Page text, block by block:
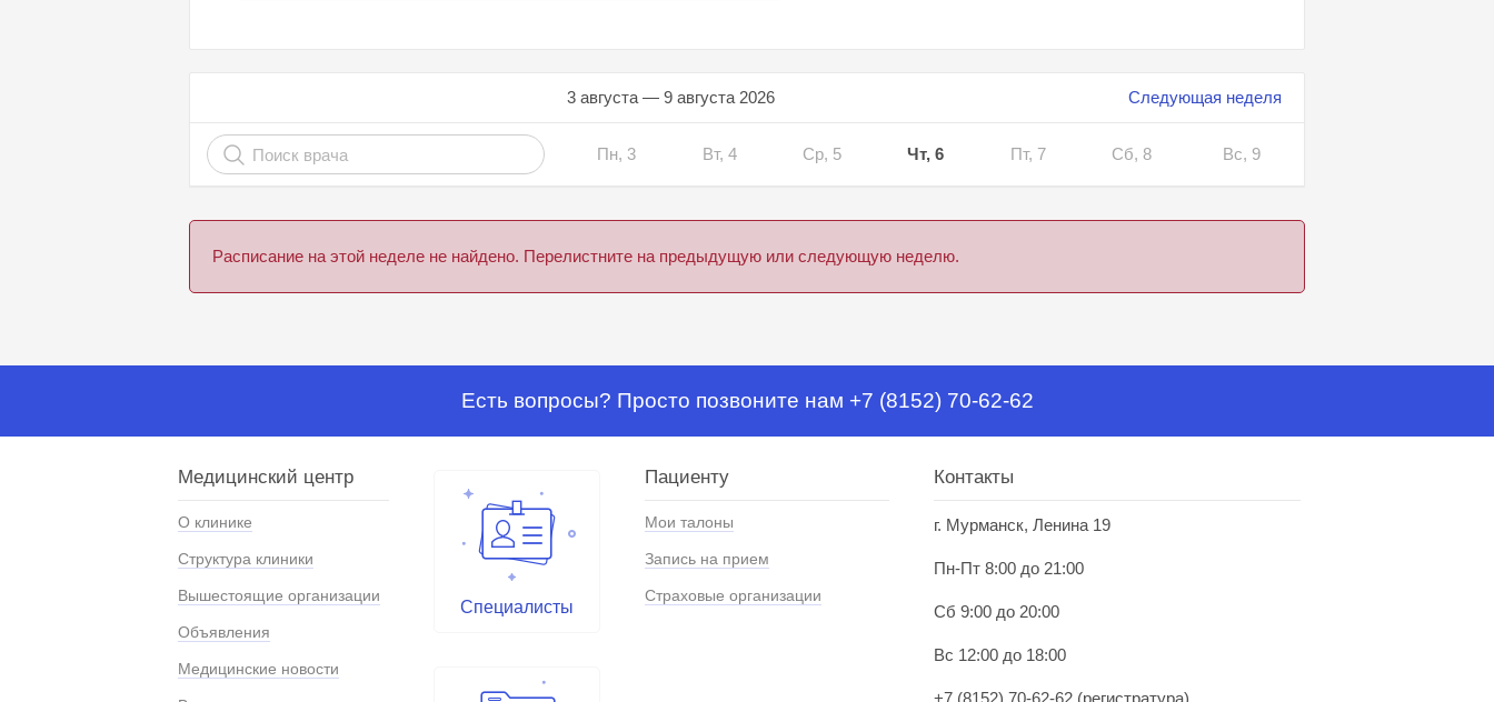
Следующая неделя
3 августа — 9 августа 2026
Пн, 3 Вт, 4 Ср, 5 Чт, 6 Пт, 7 Сб, 8 Вс, 9
Расписание на этой неделе не найдено. Перелистните на предыдущую или следующую неделю.
Есть вопросы? Просто позвоните нам +7 (8152) 70-62-62
Медицинский центр
О клинике
Структура клиники
Вышестоящие организации
Объявления
Медицинские новости
Специалисты
Пациенту
Мои талоны
Запись на прием
Страховые организации
Контакты
г. Мурманск, Ленина 19
Пн-Пт 8:00 до 21:00
Сб 9:00 до 20:00
Вс 12:00 до 18:00